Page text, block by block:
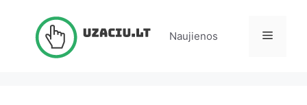
Naujienos Meniu